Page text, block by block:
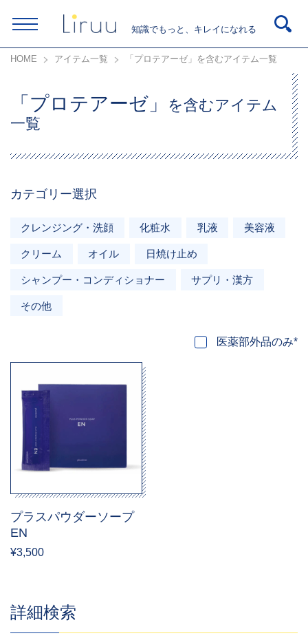
知識でもっと、キレイになれる
HOME アイテム一覧 「プロテアーゼ」を含むアイテム一覧
「プロテアーゼ」
を含むアイテム
一覧
カテゴリー選択
クレンジング・洗顔 化粧水 乳液 美容液
クリーム オイル 日焼け止め
シャンプー・コンディショナー サプリ・漢方
その他
医薬部外品のみ*
プラスパウダーソープ
EN
¥3,500
詳細検索